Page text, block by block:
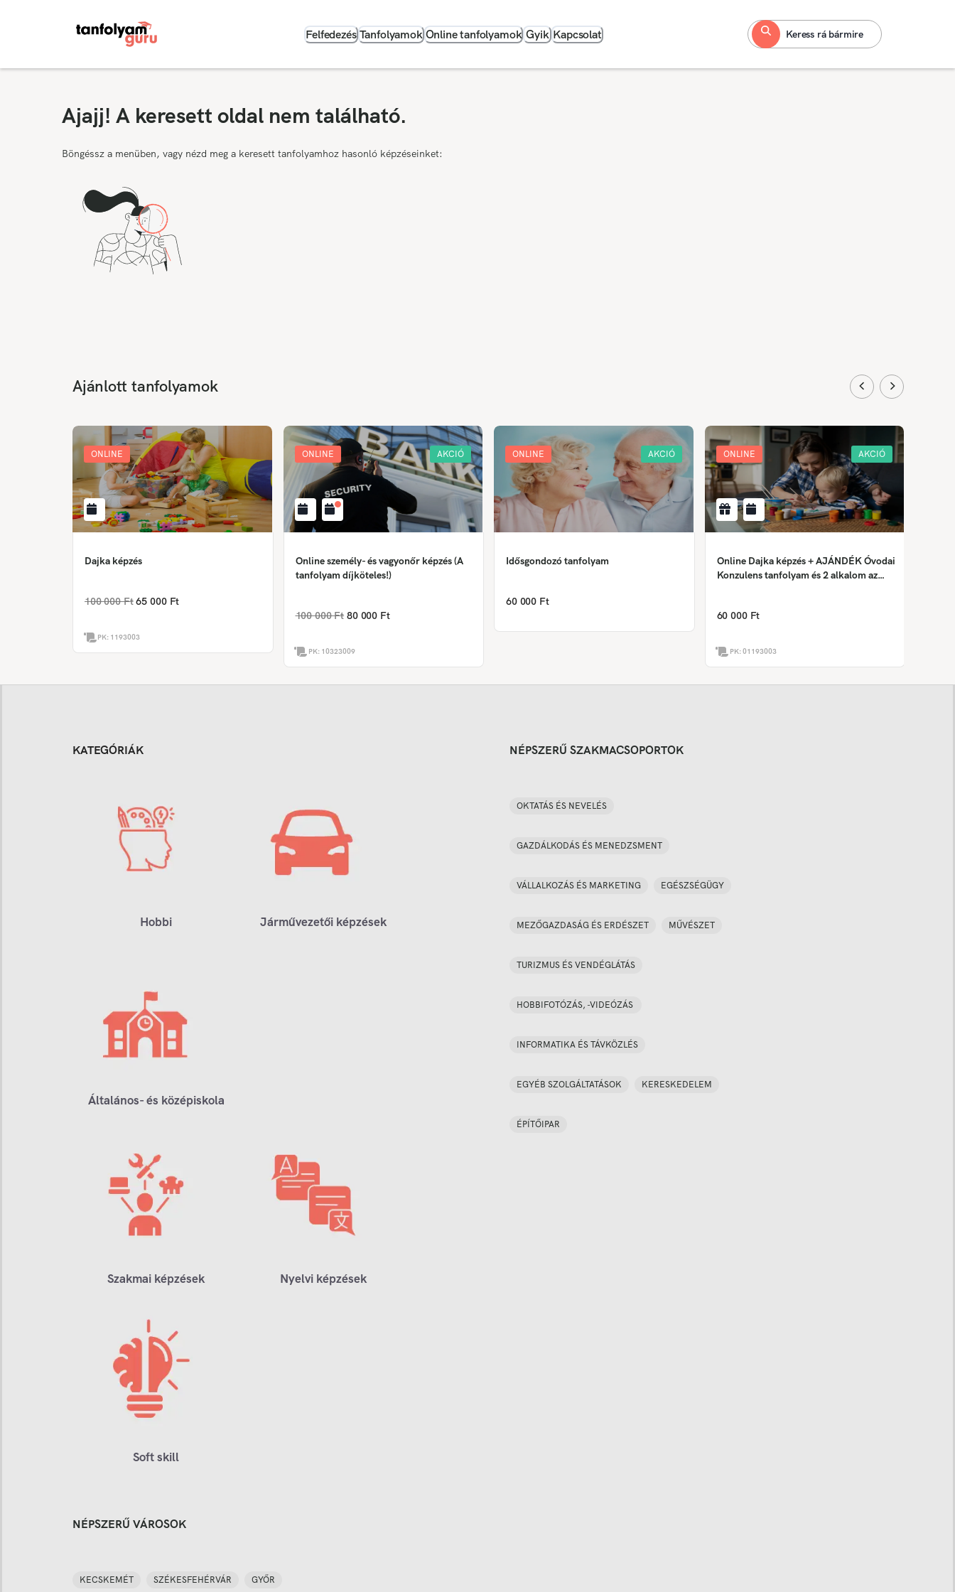
Felfedezés Tanfolyamok Online tanfolyamok Gyik Kapcsolat Keress rá bármire
Ajajj! A keresett oldal nem található.
Böngéssz a menüben, vagy nézd meg a keresett tanfolyamhoz hasonló képzéseinket:
Ajánlott tanfolyamok
ONLINE
Dajka képzés
100 000 Ft 65 000 Ft
PK: 1193003
ONLINE AKCIÓ
Online személy- és vagyonőr képzés (A
tanfolyam díjköteles!)
100 000 Ft 80 000 Ft
PK: 10323009
ONLINE AKCIÓ
Idősgondozó tanfolyam
60 000 Ft
ONLINE AKCIÓ
Online Dajka képzés + AJÁNDÉK Óvodai
Konzulens tanfolyam és 2 alkalom az
60 000 Ft
PK:01193003
KATEGÓRIÁK
Hobbi Járművezetői képzések
Általános- és középiskola
Szakmai képzések Nyelvi képzések
Soft skill
NÉPSZERŰ SZAKMACSOPORTOK
OKTATÁS ÉS NEVELÉS
GAZDÁLKODÁS ÉS MENEDZSMENT
VÁLLALKOZÁS ÉS MARKETING EGÉSZSÉGÜGY
MEZŐGAZDASÁG ÉS ERDÉSZET MŰVÉSZET
TURIZMUS ÉS VENDÉGLÁTÁS
HOBBIFOTÓZÁS, -VIDEÓZÁS
INFORMATIKA ÉS TÁVKÖZLÉS
EGYÉB SZOLGÁLTATÁSOK KERESKEDELEM
ÉPÍTŐIPAR
NÉPSZERŰ VÁROSOK
KECSKEMÉT SZÉKESFEHÉRVÁR GYŐR